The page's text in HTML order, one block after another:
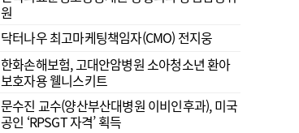
원
닥터나우 최고마케팅책임자(CMO) 전지웅
한화손해보험, 고대안암병원 소아청소년 환아
보호자용 웰니스키트
문수진 교수( 양산부산대병원 이비인후과), 미국
공인 ‘RPSGT 자격’ 획득